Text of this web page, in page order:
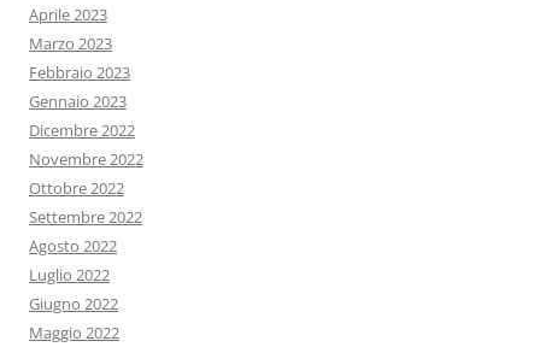
Aprile 2023
Marzo 2023
Febbraio 2023
Gennaio 2023
Dicembre 2022
Novembre 2022
Ottobre 2022
Settembre 2022
Agosto 2022
Luglio 2022
Giugno 2022
Maggio 2022